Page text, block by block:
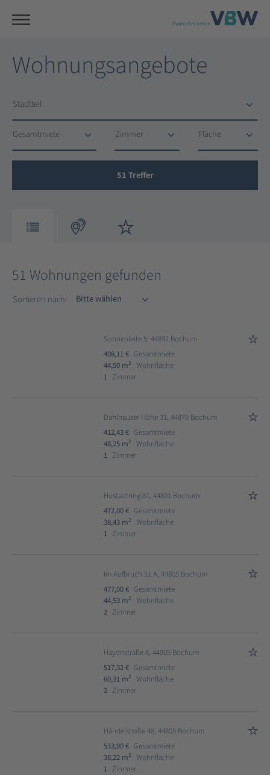
Wohnungsangebote
Stadtteil
Gesamtmiete Zimmer Fläche
51Treffer
51 Wohnungen gefunden
Sortieren nach:
Sonnenleite 5, 44892 Bochum
408,11 € Gesamtmiete
44,50 m2
Wohnfläche
1 Zimmer
Dahlhauser Höhe 31, 44879 Bochum
412,43 € Gesamtmiete
48,25 m2
Wohnfläche
1 Zimmer
Hustadtring 81, 44801 Bochum
472,00 € Gesamtmiete
38,43 m2
Wohnfläche
1 Zimmer
Im Aufbruch 51 A, 44805 Bochum
477,00 € Gesamtmiete
44,53 m2
Wohnfläche
2 Zimmer
Haydnstraße 8, 44805 Bochum
517,32 € Gesamtmiete
60,31 m2
Wohnfläche
2 Zimmer
Händelstraße 48, 44805 Bochum
533,00 € Gesamtmiete
38,22 m2
Wohnfläche
1 Zimmer